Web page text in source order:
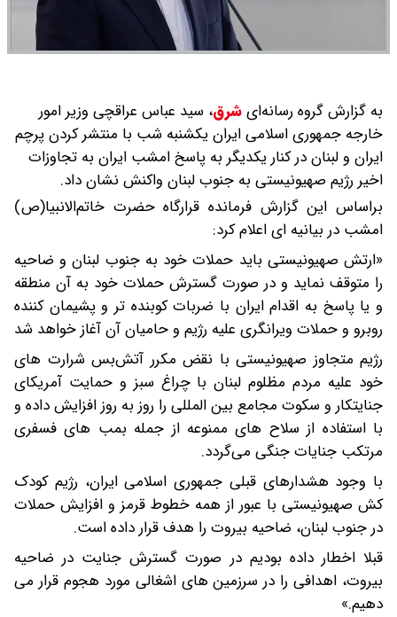
به گزارش گروه رسانه‌ایشرق، سید عباس عراقچی وزیر امور
خارجه جمهوری اسلامی ایران یکشنبه شب با منتشر کردن پرچم
ایران و لبنان در کنار یکدیگر به پاسخ امشب ایران به تجاوزات
اخیر رژیم صهیونیستی به جنوب لبنان واکنش نشان داد.
براساس این گزارش ‌فرمانده قرارگاه حضرت خاتم‌الانبیا(ص)
امشب در بیانیه ای اعلام کرد:
«ارتش صهیونیستی باید حملات خود به جنوب لبنان و ضاحیه
را متوقف نماید و در صورت گسترش حملات خود به آن منطقه
و یا پاسخ به اقدام ایران با ضربات کوبنده تر و پشیمان کننده
روبرو و حملات ویرانگری علیه رژیم و حامیان آن آغاز خواهد شد
رژیم متجاوز صهیونیستی با نقض مکرر آتش‌بس شرارت های
خود علیه مردم مظلوم لبنان با چراغ سبز و حمایت آمریکای
جنایتکار و سکوت مجامع بین المللی را روز به روز افزایش داده و
با استفاده از سلاح های ممنوعه از جمله بمب های فسفری
مرتکب جنایات جنگی می‌گردد.
با وجود هشدارهای قبلی جمهوری اسلامی ایران، رژیم کودک
کش صهیونیستی با عبور از همه خطوط قرمز و افزایش حملات
در جنوب لبنان، ضاحیه بیروت را هدف قرار داده است.
قبلا اخطار داده بودیم در صورت گسترش جنایت در ضاحیه
بیروت، اهدافی را در سرزمین های اشغالی مورد هجوم قرار می
دهیم.»